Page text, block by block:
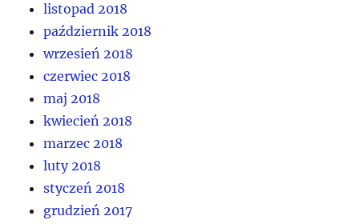
listopad 2018
październik 2018
wrzesień 2018
czerwiec 2018
maj 2018
kwiecień 2018
marzec 2018
luty 2018
styczeń 2018
grudzień 2017